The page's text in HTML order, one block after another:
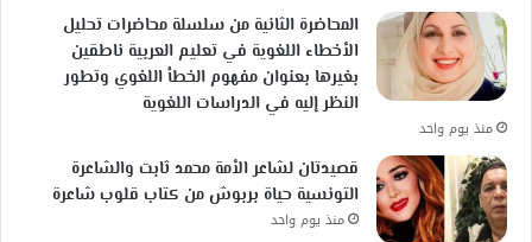
المحاضرة الثانية من سلسلة محاضرات تحليل
الأخطاء اللغوية في تعليم العربية ناطقين
بغيرها بعنوان مفهوم الخطأ اللغوي وتطور
النظر إليه في الدراسات اللغوية
منذ يوم واحد
قصيدتان لشاعر الأمة محمد ثابت والشاعرة
التونسية حياة بربوش من كتاب قلوب شاعرة
منذ يوم واحد